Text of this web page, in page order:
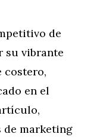
de
su vibrante
costero,
en el
de marketing